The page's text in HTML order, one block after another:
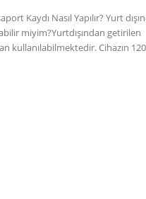
Kaydı Nasıl Yapılır? Yurt
miyim?Yurtdışından getirilen
kullanılabilmektedir. Cihazın